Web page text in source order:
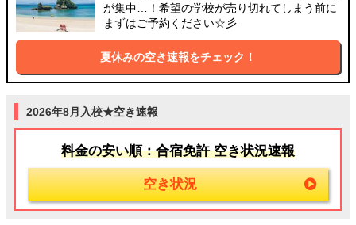
が集中…！希望の学校が売り切れてしまう前に
まずはご予約ください☆彡
夏休みの空き速報をチェック！
2026年8月入校★空き速報
料金の安い順：合宿免許 空き状況速報
空き状況